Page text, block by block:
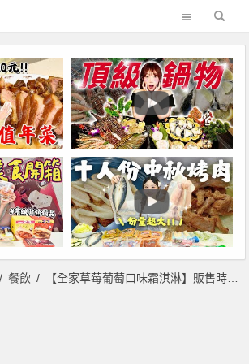
餐飲 【全家草莓葡萄口味霜淇淋】販售時間/買一送一優惠/門市查詢整理